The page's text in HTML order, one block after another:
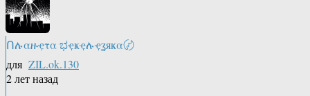
Ոሉαዙҿτα ಭҿҝҿሉҿʓяҝα〄
для ZIL.ok.130
2 лет назад